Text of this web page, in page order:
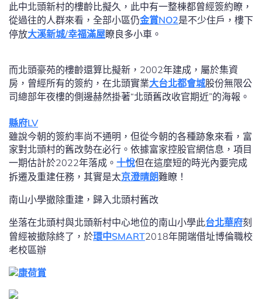
此中北頭新村的樓齡比擬久，此中有一整棟都曾經簽約瞭，
從過往的人群來看，全部小區仍金賞NO2是不少住戶，樓下
停放大溪新城/幸福滿屋瞭良多小車。
而北頭豪苑的樓齡還算比擬新，2002年建成，屬於集資
房，曾經所有的簽約，在北頭實業大台北都會城股份無限公
司總部年夜樓的側邊赫然掛著“北頭舊改收官期近”的海報。
縣府LV
雖說今朝的簽約率尚不通明，但從今朝的各種跡象來看，富
家對北頭村的舊改勢在必行。依據富家控股官網信息，項目
一期估計於2022年落成。 十悅但在這麼短的時光內要完成
拆遷及重建任務，其實是太京澄晴朗難瞭！
南山小學撤除重建，歸入北頭村舊改
坐落在北頭村與北頭新村中心地位的南山小學此台北華府刻
曾經被撤除終了，於環中SMART2018年開端借址博倫職校
老校區辦
康荷賞